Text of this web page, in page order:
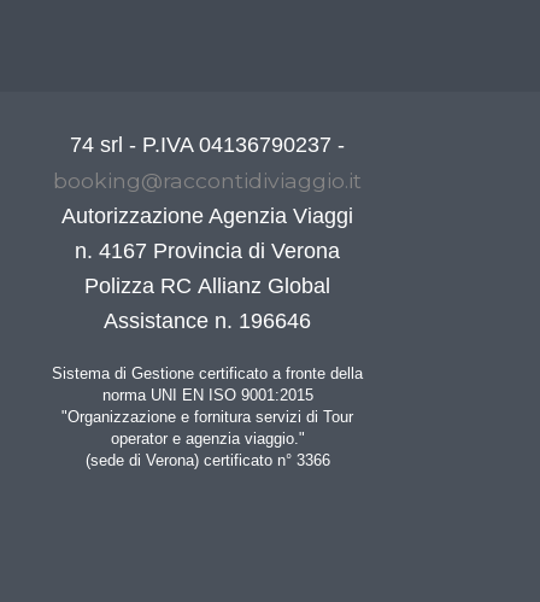
74 srl - P.IVA 04136790237 -
booking@raccontidiviaggio.it
Autorizzazione Agenzia Viaggi
n. 4167 Provincia di Verona
Polizza RC Allianz Global
Assistance n. 196646
Sistema di Gestione certificato a fronte della
norma UNI EN ISO 9001:2015
"Organizzazione e fornitura servizi di Tour
operator e agenzia viaggio."
(sede di Verona) certificato n° 3366